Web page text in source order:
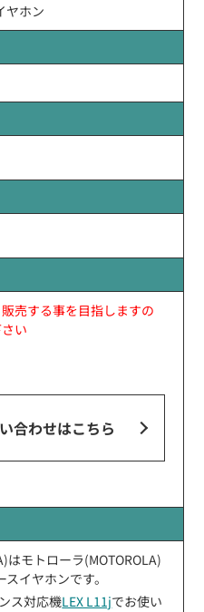
ヤホン
売する事を目指しますの
い
合わせはこちら
モトローラ(MOTOROLA)
イヤホンです。
ス対応機LEX L11jでお使い